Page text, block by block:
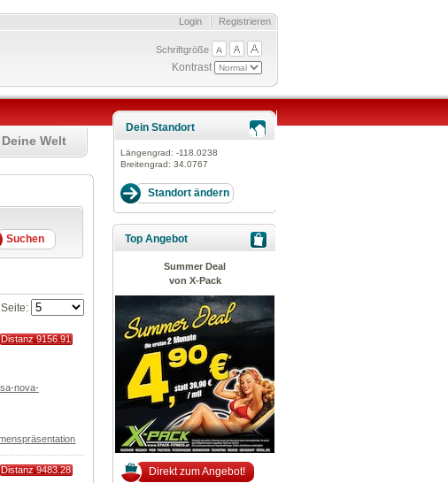
Registrieren
Login
Schriftgröße
Kontrast
Deine Welt
Distanz 9156.91
nova-
Distanz 9483.28
Dein Standort
Längengrad: -118.0238
Breitengrad: 34.0767
Top Angebot
Summer Deal
von X-Pack
Direkt zum Angebot!